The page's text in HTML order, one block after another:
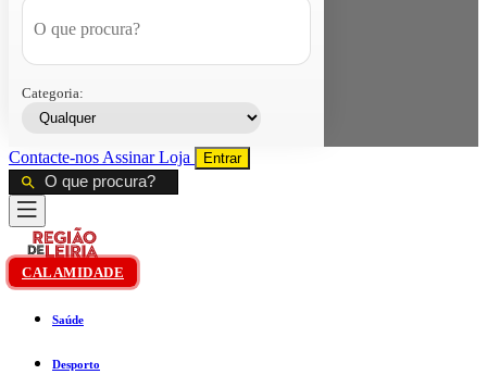
Categoria:
Contacte-nos AssinarLoja Entrar
CALAMIDADE
Saúde
Desporto